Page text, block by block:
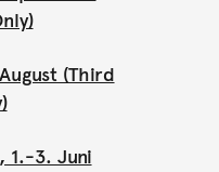
(Third
1.-3. Juni